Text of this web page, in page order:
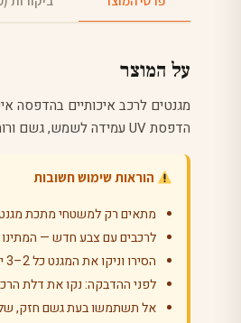
על המוצר
מגנטים לרכב איכותיים בהדפסה
הדפסת UV עמידה לשמש, גשם ורוח. עובי 0.85 מ"מ, גמיש וקל להסרה.
הוראות שימוש חשובות
מתאים רק למשטחי מתכת
לרכבים עם צבע חדש — המתינו לפחות 90 יום
הסירו וניקו את המגנט כל 2–3 ימים למניעת סימנים על הצבע
לפני ההדבקה: נקו את דלת
אל תשתמשו בעת גשם חזק,